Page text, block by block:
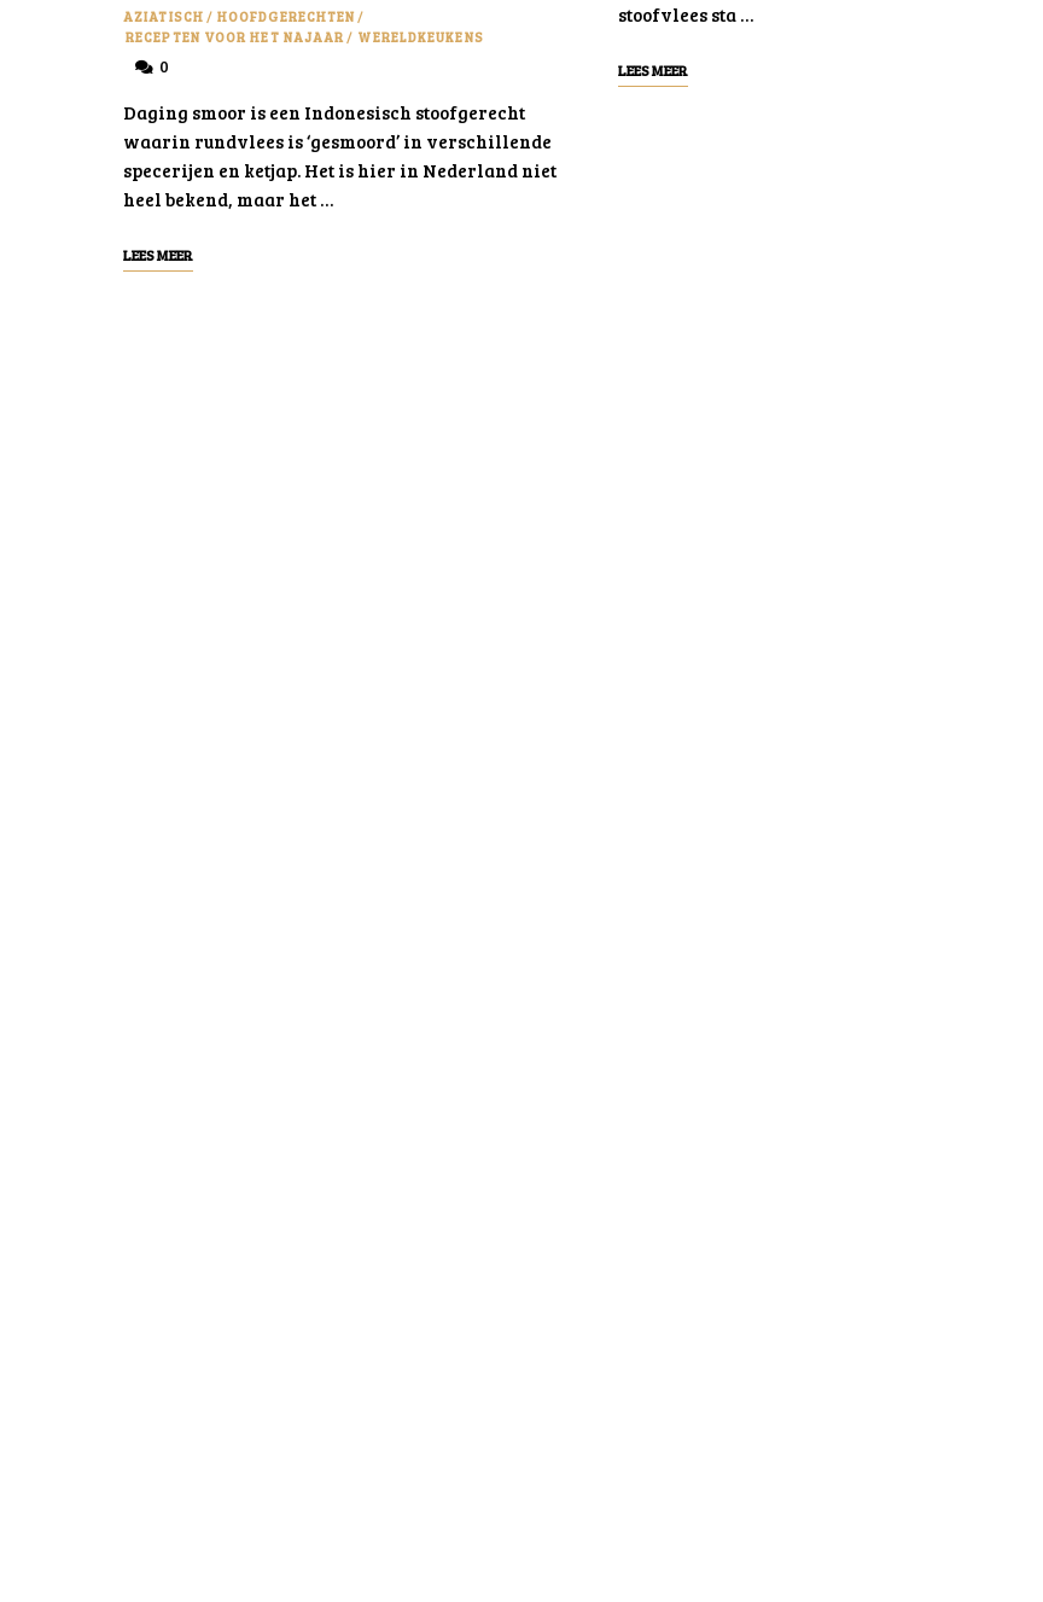
AZIATISCH / HOOFDGERECHTEN/
RECEPTEN VOOR HET NAJAAR/ WERELDKEUKENS
0
Daging smoor is een Indonesisch stoofgerecht
waarin rundvlees is ‘gesmoord’ in verschillende
specerijen en ketjap. Het is hier in Nederland niet
heel bekend, maar het …
LEES MEER
stoofvlees sta …
LEES MEER